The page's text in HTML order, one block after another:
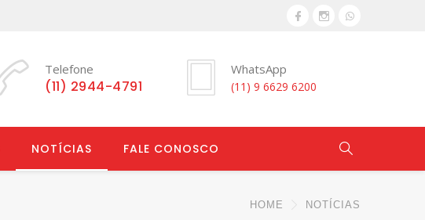
Telefone
(11) 2944-4791
WhatsApp
(11) 9 6629 6200
NOTÍCIAS FALE CONOSCO
HOME NOTÍCIAS